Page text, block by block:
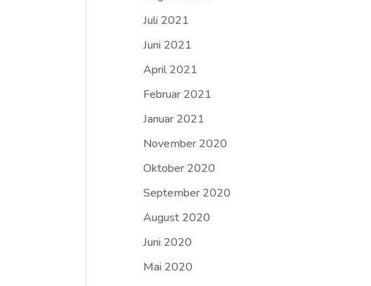
Juli 2021
Juni 2021
April 2021
Februar 2021
Januar 2021
November 2020
Oktober 2020
September 2020
August 2020
Juni 2020
Mai 2020